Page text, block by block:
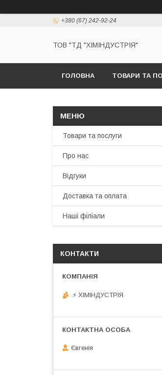
+380 (67) 242-92-24
ТОВ "ТД "ХІМІНДУСТРІЯ"
ГОЛОВНА ТОВАРИ ТА
Товари та послуги
Про нас
Відгуки
Доставка та оплата
Наші філіали
КОНТАКТИ
⚡ ХІМІНДУСТРІЯ
Євгенія